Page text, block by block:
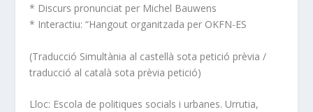
* Discurs pronunciat per Michel Bauwens
* Interactiu: “Hangout organitzada per OKFN-ES
(Traducció Simultània al castellà sota petició prèvia /
traducció al català sota prèvia petició)
Lloc: Escola de politiques socials i urbanes. Urrutia,